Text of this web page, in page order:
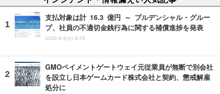
支払対象は計 16.3 億円 ～ プルデンシャル・グルー
プ、社員の不適切金銭行為に関する補償進捗を発表
2026.8.4(火) 8:05
GMOペイメントゲートウェイ元従業員が無断で別会社
を設立し日本ゲームカード株式会社と契約、懲戒解雇
処分に